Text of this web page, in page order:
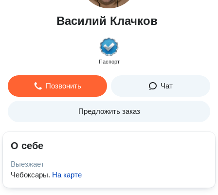
Василий Клачков
Паспорт
Позвонить Чат
Предложить заказ
О себе
Выезжает
Чебоксары. На карте